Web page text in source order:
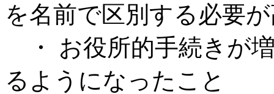
を名前で区別する必要
・ お役所的手続きが
るようになったこと